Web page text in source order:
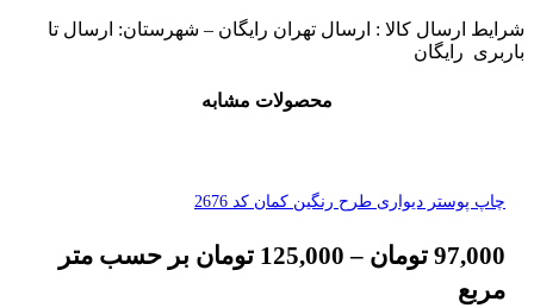
شرایط ارسال کالا : ارسال تهران رایگان – شهرستان: ارسال تا
باربری رایگان
محصولات مشابه
چاپ پوستر دیواری طرح رنگین کمان کد 2676
97,000 تومان –
125,000 تومان بر حسب متر
مربع